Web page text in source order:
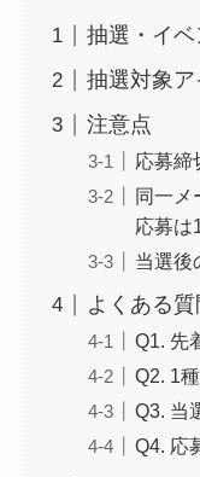
抽選・イ
抽選対象
注意点
応募締
同一メ
応募は
当選後
よくある質
Q1. 先
Q2. 1
Q3. 当
Q4. 応